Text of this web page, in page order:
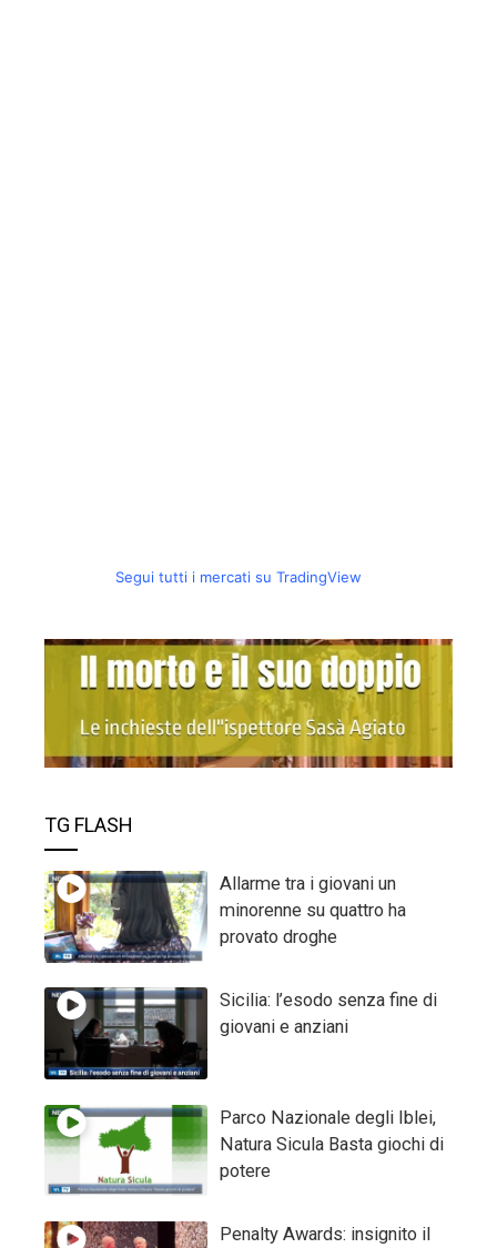
Segui tutti i mercati su TradingView
TG FLASH
Allarme tra i giovani un
minorenne su quattro ha
provato droghe
Sicilia: l’esodo senza fine di
giovani e anziani
Parco Nazionale degli Iblei,
Natura Sicula Basta giochi di
potere
Penalty Awards: insignito il